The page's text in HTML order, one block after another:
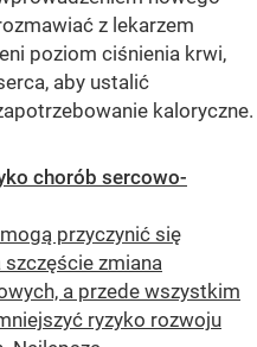
z lekarzem
poziom ciśnienia krwi,
aby ustalić
kaloryczne.
chorób sercowo-
przyczynić się
zmiana
a przede wszystkim
ryzyko rozwoju